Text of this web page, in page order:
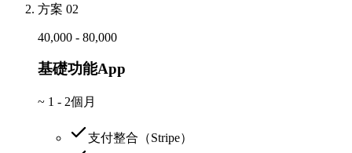
方案 02
40,000 - 80,000
基礎功能App
~ 1 - 2個月
支付整合（Stripe）